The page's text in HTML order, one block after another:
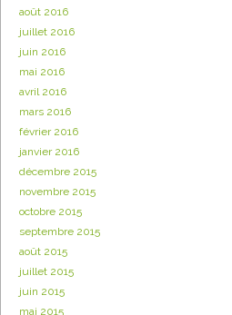
août 2016
juillet 2016
juin 2016
mai 2016
avril 2016
mars 2016
février 2016
janvier 2016
décembre 2015
novembre 2015
octobre 2015
septembre 2015
août 2015
juillet 2015
juin 2015
mai 2015